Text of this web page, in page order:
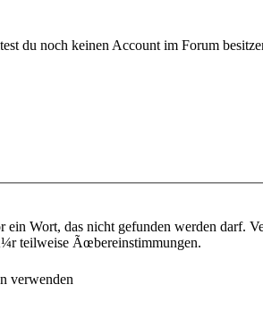
du noch keinen Account im Forum
ein Wort, das nicht gefunden werden darf.
teilweise Ãœbereinstimmungen.
verwenden